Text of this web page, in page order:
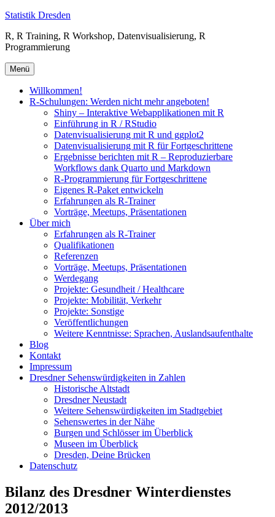
Zum
springen
Statistik Dresden
R, R Training, R Workshop, Datenvisualisierung, R
Programmierung
Menü
Willkommen!
R-Schulungen: Werden nicht mehr angeboten!
Shiny – Interaktive Webapplikationen mit R
Einführung in R / RStudio
Datenvisualisierung mit R und ggplot2
Datenvisualisierung mit R für Fortgeschrittene
Ergebnisse berichten mit R – Reproduzierbare
Workflows dank Quarto und Markdown
R-Programmierung für Fortgeschrittene
Eigenes R-Paket entwickeln
Erfahrungen als R-Trainer
Vorträge, Meetups, Präsentationen
Über mich
Erfahrungen als R-Trainer
Qualifikationen
Referenzen
Vorträge, Meetups, Präsentationen
Werdegang
Projekte: Gesundheit / Healthcare
Projekte: Mobilität, Verkehr
Projekte: Sonstige
Veröffentlichungen
Weitere Kenntnisse: Sprachen, Auslandsaufenthalte
Blog
Kontakt
Impressum
Dresdner Sehenswürdigkeiten in Zahlen
Historische Altstadt
Dresdner Neustadt
Weitere Sehenswürdigkeiten im Stadtgebiet
Sehenswertes in der Nähe
Burgen und Schlösser im Überblick
Museen im Überblick
Dresden, Deine Brücken
Datenschutz
Bilanz des Dresdner Winterdienstes
2012/2013